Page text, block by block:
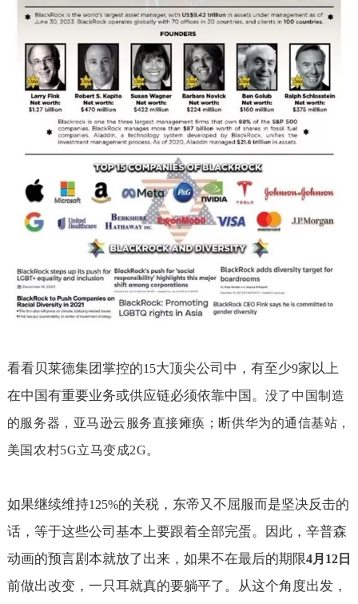
看看贝莱德集团掌控的15大顶尖公司中，有至少9家以上
在中国有重要业务或供应链必须依靠中国。 没了中国制造
的服务器，亚马逊云服务直接瘫痪；断供华为的通信基站，
美国农村5G立马变成2G。
如果继续维持125%的关税，东帝又不屈服而是坚决反击的
话，等于这些公司基本上要跟着全部完蛋。因此，辛普森
动画的预言剧本就放了出来，如果不在最后的期限4月 12日
前做出改变，一只耳就真的要躺平了。从这个角度出发，